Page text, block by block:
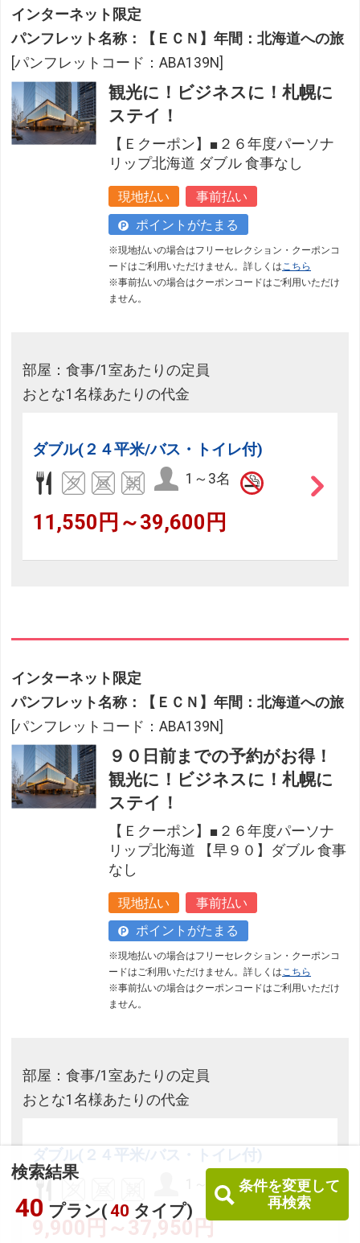
検索結果
40 プラン(40 タイプ)
条件を変更して
再検索
インターネット限定
パンフレット名称：【ＥＣＮ】年間：北海道への旅
[パンフレットコード：ABA139N]
観光に！ビジネスに！札幌に
ステイ！
【Ｅクーポン】■２６年度パーソナ
リップ北海道 ダブル 食事なし
現地払い
事前払い
ポイントがたまる
※現地払いの場合はフリーセレクション・クーポンコ
ードはご利用いただけません。詳しくは こちら
※事前払いの場合はクーポンコードはご利用いただけ
ません。
部屋：食事/1室あたりの定員
おとな1名様あたりの代金
ダブル(２４平米/バス・トイレ付)
1～3名
11,550円～39,600円
インターネット限定
パンフレット名称：【ＥＣＮ】年間：北海道への旅
[パンフレットコード：ABA139N]
９０日前までの予約がお得！
観光に！ビジネスに！札幌に
ステイ！
【Ｅクーポン】■２６年度パーソナ
リップ北海道 【早９０】ダブル 食事
なし
現地払い
事前払い
ポイントがたまる
※現地払いの場合はフリーセレクション・クーポンコ
ードはご利用いただけません。詳しくはこちら
※事前払いの場合はクーポンコードはご利用いただけ
ません。
部屋：食事/1室あたりの定員
おとな1名様あたりの代金
ダブル(２４平米/バス・トイレ付)
1～3名
9,900円～37,950円